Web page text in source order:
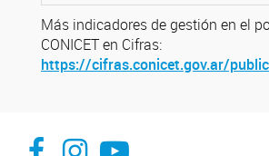
Más indicadores de gestión en el
CONICET en Cifras:
https://cifras.conicet.gov.ar/
facebook
instagram
Youtube